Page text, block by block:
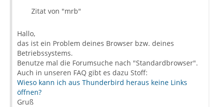
Zitat von "mrb"
Hallo,
das ist ein Problem deines Browser bzw. deines
Betriebssystems.
Benutze mal die Forumsuche nach "Standardbrowser".
Auch in unseren FAQ gibt es dazu Stoff:
Wieso kann ich aus Thunderbird heraus keine Links
öffnen?
Gruß